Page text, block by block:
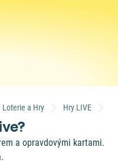
Loterie a Hry Hry LIVE
a opravdovými kartami.